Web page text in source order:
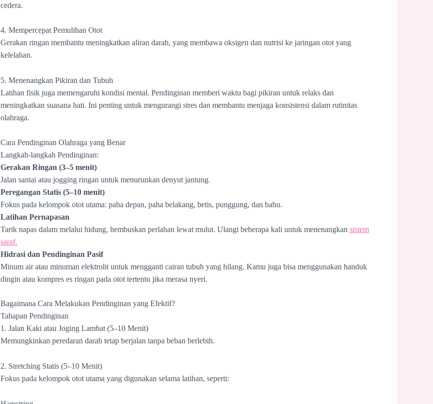
cedera.
4. Mempercepat Pemulihan Otot
Gerakan ringan membantu meningkatkan aliran darah, yang membawa oksigen dan nutrisi ke jaringan otot yang
kelelahan.
5. Menenangkan Pikiran dan Tubuh
Latihan fisik juga memengaruhi kondisi mental. Pendinginan memberi waktu bagi pikiran untuk relaks dan
meningkatkan suasana hati. Ini penting untuk mengurangi stres dan membantu menjaga konsistensi dalam rutinitas
olahraga.
Cara Pendinginan Olahraga yang Benar
Langkah-langkah Pendinginan:
Gerakan Ringan (3–5 menit)
Jalan santai atau jogging ringan untuk menurunkan denyut jantung.
Peregangan Statis (5–10 menit)
Fokus pada kelompok otot utama: paha depan, paha belakang, betis, punggung, dan bahu.
Latihan Pernapasan
Tarik napas dalam melalui hidung, hembuskan perlahan lewat mulut. Ulangi beberapa kali untuk menenangkan sistem
saraf.
Hidrasi dan Pendinginan Pasif
Minum air atau minuman elektrolit untuk mengganti cairan tubuh yang hilang. Kamu juga bisa menggunakan handuk
dingin atau kompres es ringan pada otot tertentu jika merasa nyeri.
Bagaimana Cara Melakukan Pendinginan yang Efektif?
Tahapan Pendinginan
1. Jalan Kaki atau Joging Lambat (5–10 Menit)
Memungkinkan peredaran darah tetap berjalan tanpa beban berlebih.
2. Stretching Statis (5–10 Menit)
Fokus pada kelompok otot utama yang digunakan selama latihan, seperti: